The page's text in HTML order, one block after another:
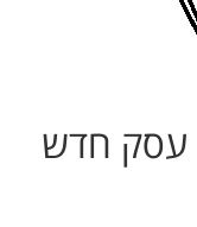
עסק חדש